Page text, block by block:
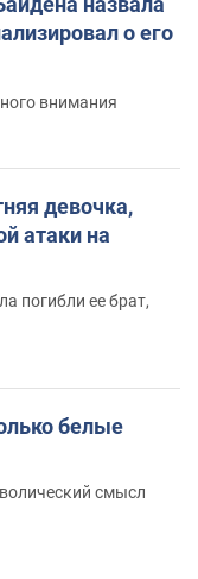
о его
внимания
девочка,
атаки на
погибли ее брат,
белые
смысл